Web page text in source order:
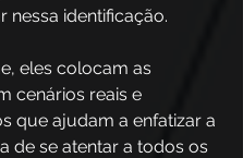
nessa identificação.
eles colocam as
cenários reais e
que ajudam a enfatizar a
de se atentar a todos os